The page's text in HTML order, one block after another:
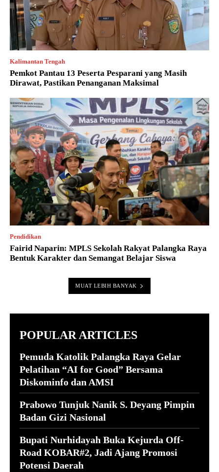
Kalimantan Tengah
Pemkot Pantau 13 Peserta Pesparani yang Masih
Dirawat, Pastikan Penanganan Maksimal
Pendidikan
Fairid Naparin: MPLS Sekolah Rakyat Palangka Raya
Bentuk Karakter dan Semangat Belajar Siswa
MUAT LEBIH BANYAK
POPULAR ARTICLES
Pemuda Katolik Palangka Raya Gelar
Pelatihan “AI for Good” Bersama
Diskominfo dan AMSI
Prabowo Tunjuk Nanik S. Deyang Pimpin
Badan Gizi Nasional
Bupati Nurhidayah Buka Kejurda Off-
Road KOBAR#2, Jadi Ajang Promosi
Potensi Daerah